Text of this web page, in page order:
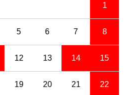
1
5 6 7 8
12 13 14 15
19 20 21 22